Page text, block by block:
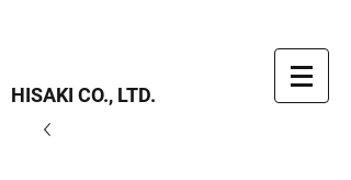
HISAKI CO., LTD.